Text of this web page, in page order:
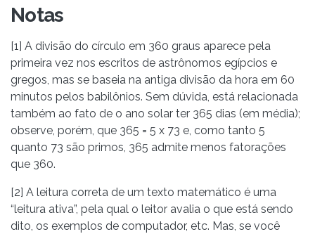
Notas
[1] A divisão do círculo em 360 graus aparece pela
primeira vez nos escritos de astrônomos egípcios e
gregos, mas se baseia na antiga divisão da hora em 60
minutos pelos babilônios. Sem dúvida, está relacionada
também ao fato de o ano solar ter 365 dias (em média);
observe, porém, que 365 = 5 x 73 e, como tanto 5
quanto 73 são primos, 365 admite menos fatorações
que 360.
[2] A leitura correta de um texto matemático é uma
“leitura ativa”, pela qual o leitor avalia o que está sendo
dito, os exemplos de computador, etc. Mas, se você